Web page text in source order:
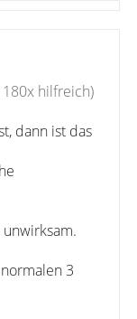
hilfreich)
dann ist das
3